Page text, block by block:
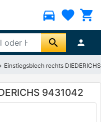
directions_car favorite shopping_cart
search person
Einstiegsblech rechts
9431042